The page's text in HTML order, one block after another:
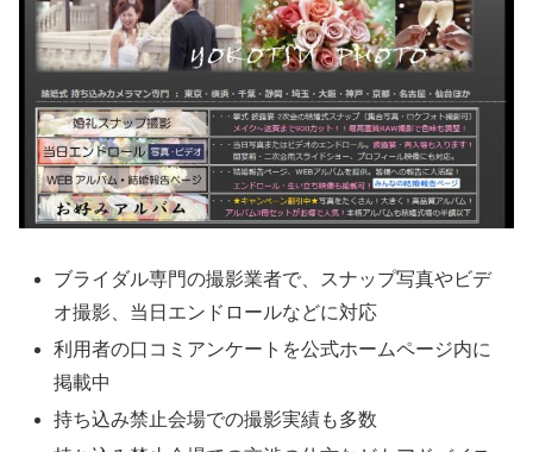
ブライダル専門の撮影業者で、スナップ写真やビデ
オ撮影、当日エンドロールなどに対応
利用者の口コミアンケートを公式ホームページ内に
掲載中
持ち込み禁止会場での撮影実績も多数